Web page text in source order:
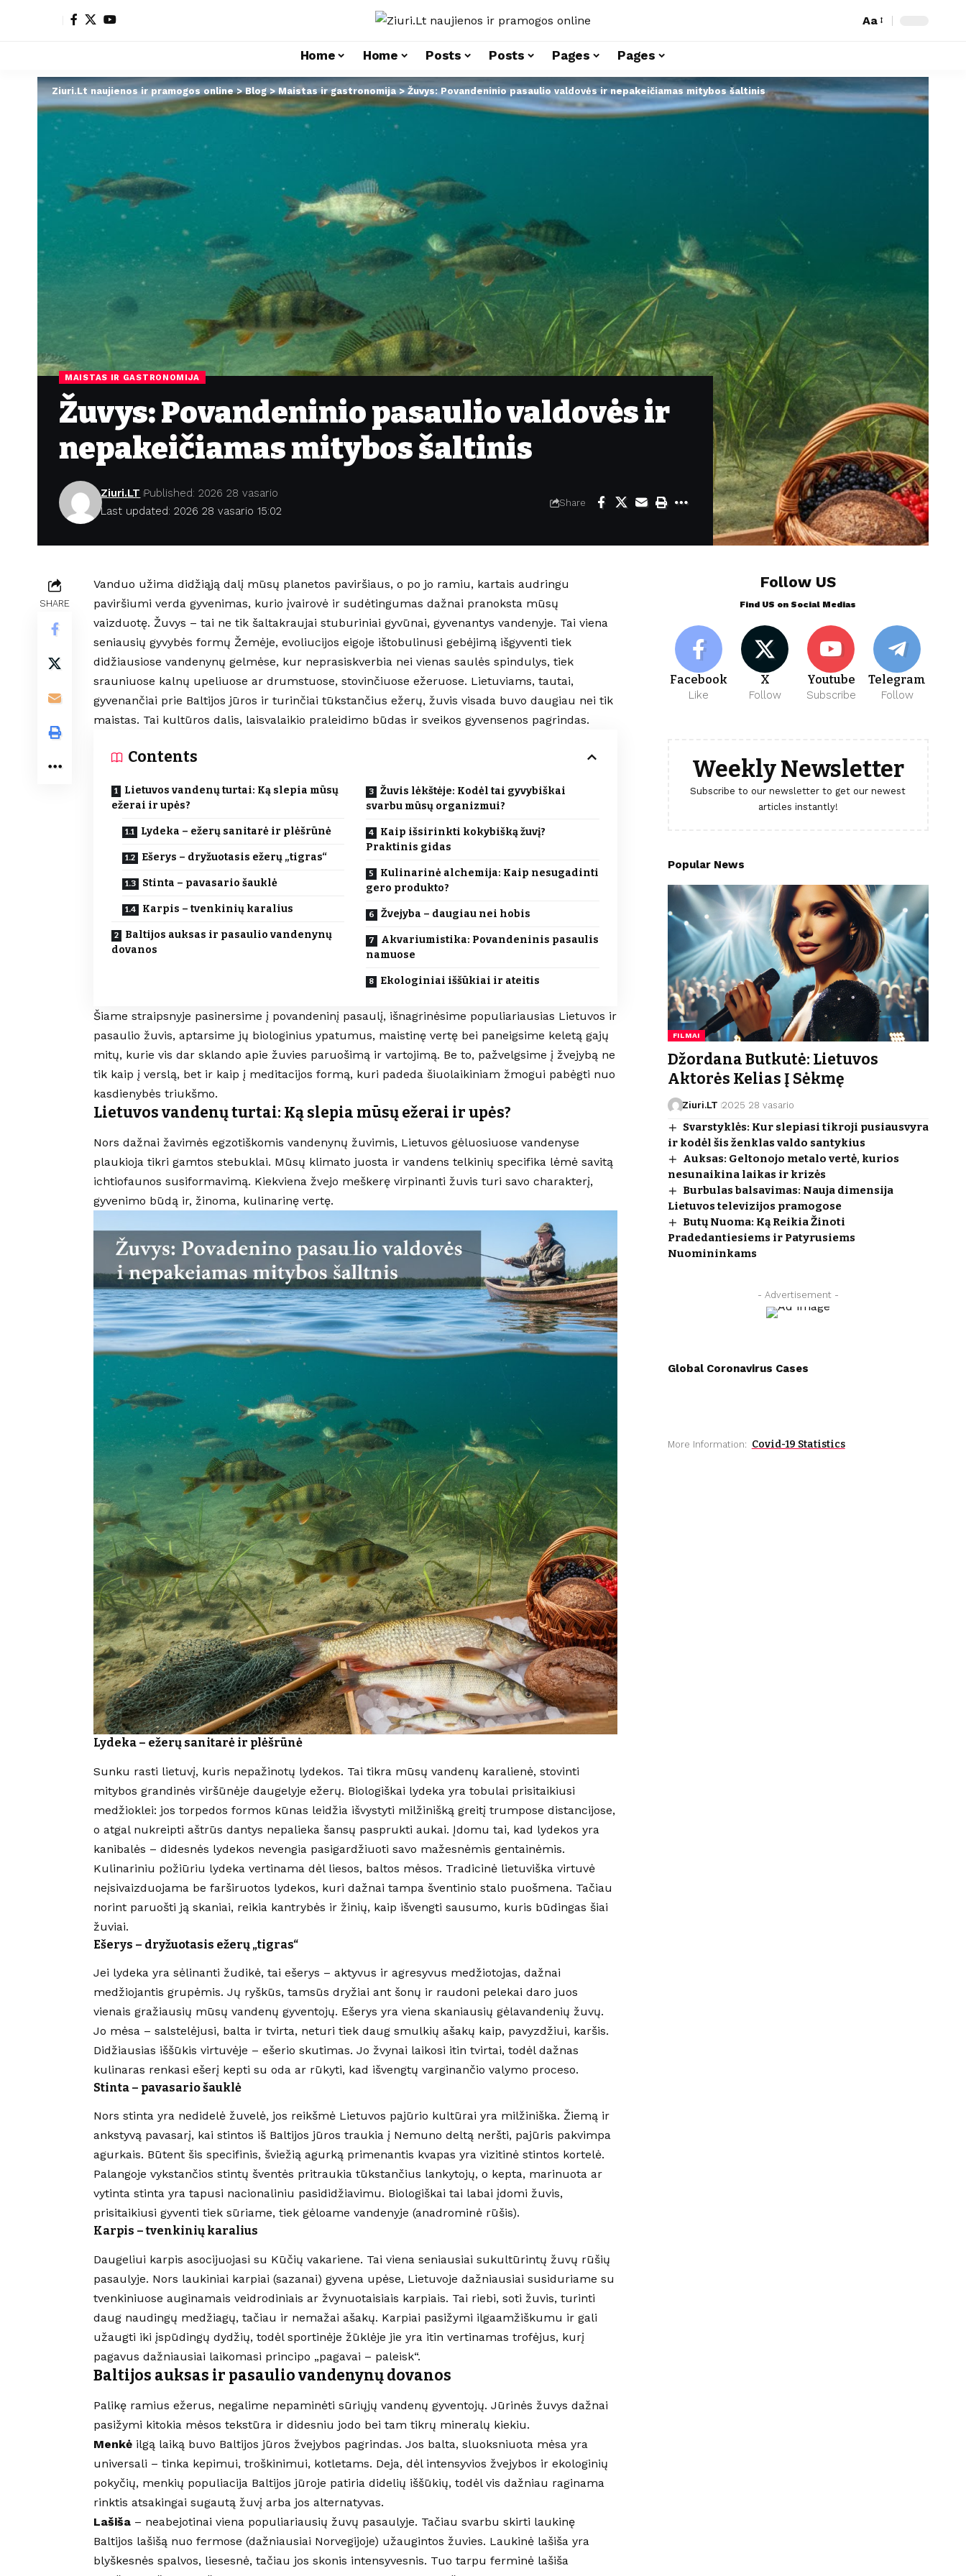
Aa
Home Home Posts Posts Pages Pages
Ziuri.Lt naujienos ir pramogos online>Blog>Maistas ir gastronomija>Žuvys: Povandeninio pasaulio valdovės ir nepakeičiamas mitybos šaltinis
MAISTAS IR GASTRONOMIJA
Žuvys: Povandeninio pasaulio valdovės ir
nepakeičiamas mitybos šaltinis
Last updated: 2026 28 vasario 15:02
Ziuri.LT Published: 2026 28 vasario
Share
SHARE
Vanduo užima didžiąją dalį mūsų planetos paviršiaus, o po jo ramiu, kartais audringu
paviršiumi verda gyvenimas, kurio įvairovė ir sudėtingumas dažnai pranoksta mūsų
vaizduotę. Žuvys – tai ne tik šaltakraujai stuburiniai gyvūnai, gyvenantys vandenyje. Tai viena
seniausių gyvybės formų Žemėje, evoliucijos eigoje ištobulinusi gebėjimą išgyventi tiek
didžiausiose vandenynų gelmėse, kur neprasiskverbia nei vienas saulės spindulys, tiek
srauniuose kalnų upeliuose ar drumstuose, stovinčiuose ežeruose. Lietuviams, tautai,
gyvenančiai prie Baltijos jūros ir turinčiai tūkstančius ežerų, žuvis visada buvo daugiau nei tik
maistas. Tai kultūros dalis, laisvalaikio praleidimo būdas ir sveikos gyvensenos pagrindas.
Contents
Lietuvos vandenų turtai: Ką slepia mūsų
ežerai ir upės?
Lydeka – ežerų sanitarė ir plėšrūnė
Ešerys – dryžuotasis ežerų „tigras“
Stinta – pavasario šauklė
Karpis – tvenkinių karalius
Baltijos auksas ir pasaulio vandenynų
dovanos
Žuvis lėkštėje: Kodėl tai gyvybiškai
svarbu mūsų organizmui?
Kaip išsirinkti kokybišką žuvį?
Praktinis gidas
Kulinarinė alchemija: Kaip nesugadinti
gero produkto?
Žvejyba – daugiau nei hobis
Akvariumistika: Povandeninis pasaulis
namuose
Ekologiniai iššūkiai ir ateitis
Šiame straipsnyje pasinersime į povandeninį pasaulį, išnagrinėsime populiariausias Lietuvos ir
pasaulio žuvis, aptarsime jų biologinius ypatumus, maistinę vertę bei paneigsime keletą gajų
mitų, kurie vis dar sklando apie žuvies paruošimą ir vartojimą. Be to, pažvelgsime į žvejybą ne
tik kaip į verslą, bet ir kaip į meditacijos formą, kuri padeda šiuolaikiniam žmogui pabėgti nuo
kasdienybės triukšmo.
Lietuvos vandenų turtai: Ką slepia mūsų ežerai ir upės?
Nors dažnai žavimės egzotiškomis vandenynų žuvimis, Lietuvos gėluosiuose vandenyse
plaukioja tikri gamtos stebuklai. Mūsų klimato juosta ir vandens telkinių specifika lėmė savitą
ichtiofaunos susiformavimą. Kiekviena žvejo meškerę virpinanti žuvis turi savo charakterį,
gyvenimo būdą ir, žinoma, kulinarinę vertę.
Lydeka – ežerų sanitarė ir plėšrūnė
Sunku rasti lietuvį, kuris nepažinotų lydekos. Tai tikra mūsų vandenų karalienė, stovinti
mitybos grandinės viršūnėje daugelyje ežerų. Biologiškai lydeka yra tobulai prisitaikiusi
medžioklei: jos torpedos formos kūnas leidžia išvystyti milžinišką greitį trumpose distancijose,
o atgal nukreipti aštrūs dantys nepalieka šansų pasprukti aukai. Įdomu tai, kad lydekos yra
kanibalės – didesnės lydekos nevengia pasigardžiuoti savo mažesnėmis gentainėmis.
Kulinariniu požiūriu lydeka vertinama dėl liesos, baltos mėsos. Tradicinė lietuviška virtuvė
neįsivaizduojama be farširuotos lydekos, kuri dažnai tampa šventinio stalo puošmena. Tačiau
norint paruošti ją skaniai, reikia kantrybės ir žinių, kaip išvengti sausumo, kuris būdingas šiai
žuviai.
Ešerys – dryžuotasis ežerų „tigras“
Jei lydeka yra sėlinanti žudikė, tai ešerys – aktyvus ir agresyvus medžiotojas, dažnai
medžiojantis grupėmis. Jų ryškūs, tamsūs dryžiai ant šonų ir raudoni pelekai daro juos
vienais gražiausių mūsų vandenų gyventojų. Ešerys yra viena skaniausių gėlavandenių žuvų.
Jo mėsa – salstelėjusi, balta ir tvirta, neturi tiek daug smulkių ašakų kaip, pavyzdžiui, karšis.
Didžiausias iššūkis virtuvėje – ešerio skutimas. Jo žvynai laikosi itin tvirtai, todėl dažnas
kulinaras renkasi ešerį kepti su oda ar rūkyti, kad išvengtų varginančio valymo proceso.
Stinta – pavasario šauklė
Nors stinta yra nedidelė žuvelė, jos reikšmė Lietuvos pajūrio kultūrai yra milžiniška. Žiemą ir
ankstyvą pavasarį, kai stintos iš Baltijos jūros traukia į Nemuno deltą neršti, pajūris pakvimpa
agurkais. Būtent šis specifinis, šviežią agurką primenantis kvapas yra vizitinė stintos kortelė.
Palangoje vykstančios stintų šventės pritraukia tūkstančius lankytojų, o kepta, marinuota ar
vytinta stinta yra tapusi nacionaliniu pasididžiavimu. Biologiškai tai labai įdomi žuvis,
prisitaikiusi gyventi tiek sūriame, tiek gėloame vandenyje (anadrominė rūšis).
Karpis – tvenkinių karalius
Daugeliui karpis asocijuojasi su Kūčių vakariene. Tai viena seniausiai sukultūrintų žuvų rūšių
pasaulyje. Nors laukiniai karpiai (sazanai) gyvena upėse, Lietuvoje dažniausiai susiduriame su
tvenkiniuose auginamais veidrodiniais ar žvynuotaisiais karpiais. Tai riebi, soti žuvis, turinti
daug naudingų medžiagų, tačiau ir nemažai ašakų. Karpiai pasižymi ilgaamžiškumu ir gali
užaugti iki įspūdingų dydžių, todėl sportinėje žūklėje jie yra itin vertinamas trofėjus, kurį
pagavus dažniausiai laikomasi principo „pagavai – paleisk“.
Baltijos auksas ir pasaulio vandenynų dovanos
Palikę ramius ežerus, negalime nepaminėti sūriųjų vandenų gyventojų. Jūrinės žuvys dažnai
pasižymi kitokia mėsos tekstūra ir didesniu jodo bei tam tikrų mineralų kiekiu.
Menkė ilgą laiką buvo Baltijos jūros žvejybos pagrindas. Jos balta, sluoksniuota mėsa yra
universali – tinka kepimui, troškinimui, kotletams. Deja, dėl intensyvios žvejybos ir ekologinių
pokyčių, menkių populiacija Baltijos jūroje patiria didelių iššūkių, todėl vis dažniau raginama
rinktis atsakingai sugautą žuvį arba jos alternatyvas.
Lašiša – neabejotinai viena populiariausių žuvų pasaulyje. Tačiau svarbu skirti laukinę
Baltijos lašišą nuo fermose (dažniausiai Norvegijoje) užaugintos žuvies. Laukinė lašiša yra
blyškesnės spalvos, liesesnė, tačiau jos skonis intensyvesnis. Tuo tarpu ferminė lašiša
Follow US
Find US on Social Medias
Facebook
Like
X
Follow
Youtube
Subscribe
Telegram
Follow
Weekly Newsletter
Subscribe to our newsletter to get our newest
articles instantly!
Popular News
FILMAI
Džordana Butkutė: Lietuvos
Aktorės Kelias Į Sėkmę
Ziuri.LT 2025 28 vasario
Svarstyklės: Kur slepiasi tikroji pusiausvyra
ir kodėl šis ženklas valdo santykius
Auksas: Geltonojo metalo vertė, kurios
nesunaikina laikas ir krizės
Burbulas balsavimas: Nauja dimensija
Lietuvos televizijos pramogose
Butų Nuoma: Ką Reikia Žinoti
Pradedantiesiems ir Patyrusiems
Nuomininkams
- Advertisement -
Global Coronavirus Cases
More Information: Covid-19 Statistics